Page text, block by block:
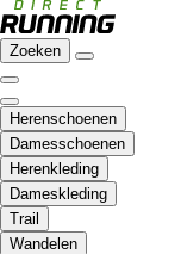
Zoeken
Herenschoenen
Damesschoenen
Herenkleding
Dameskleding
Trail
Wandelen